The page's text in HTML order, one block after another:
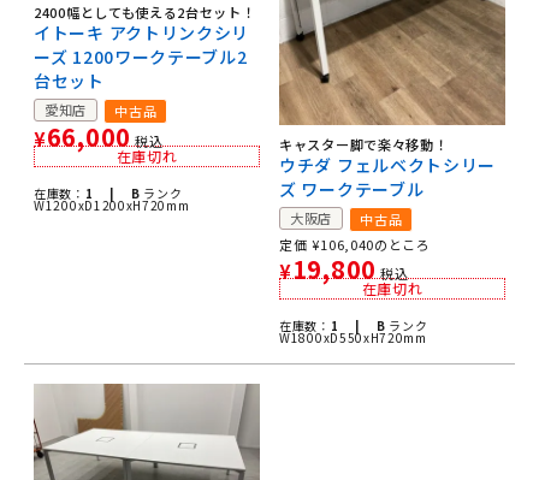
2400幅としても使える2台セット！
イトーキ アクトリンクシリ
ーズ 1200ワークテーブル2
台セット
愛知店 中古品
¥66,000 税込
在庫切れ
在庫数： 1 | B ランク
W1200xD1200xH720mm
キャスター脚で楽々移動！
ウチダ フェルベクトシリー
ズ ワークテーブル
大阪店
中古品
定価 ¥106,040のところ
¥19,800 税込
在庫切れ
在庫数： 1 | B ランク
W1800xD550xH720mm